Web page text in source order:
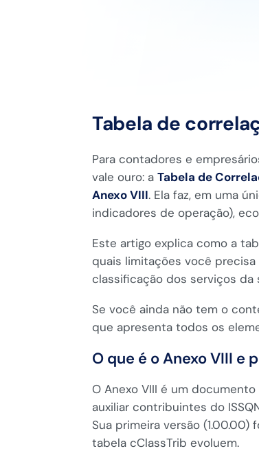
Tabela de
Para contadores e
vale ouro: a Tabela de
Anexo VIII. Ela faz, em uma
indicadores de operação),
Este artigo explica como a
quais limitações você
classificação dos serviços da
Se você ainda não tem o
que apresenta todos os
O que é o Anexo VIII e
O Anexo VIII é um
auxiliar contribuintes do
Sua primeira versão
tabela cClassTrib evoluem.